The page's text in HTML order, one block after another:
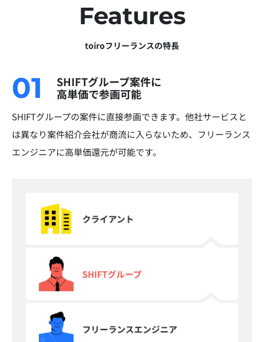
Features
toiroフリーランスの特長
01
SHIFTグループ案件に
高単価で参画可能
SHIFTグループの案件に直接参画できます。他社サービスと
は異なり案件紹介会社が商流に入らないため、フリーランス
エンジニアに高単価還元が可能です。​​